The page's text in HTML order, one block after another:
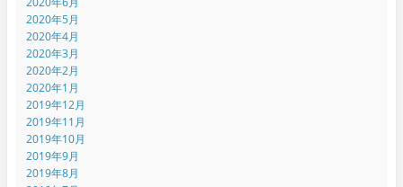
2020年5月
2020年4月
2020年3月
2020年2月
2020年1月
2019年12月
2019年11月
2019年10月
2019年9月
2019年8月